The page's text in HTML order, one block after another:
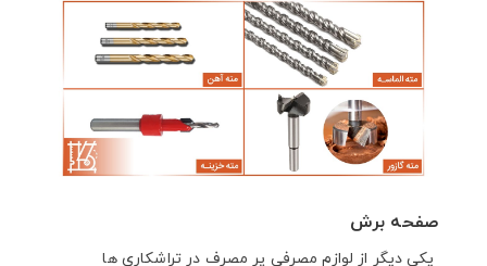
صفحه برش
یکی دیگر از لوازم مصرفی پر مصرف در تراشکاری ها